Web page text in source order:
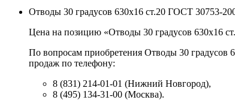
Отводы 30 градусов 630х16 ст.20 ГОСТ 30753-
Цена на позицию «Отводы 30 градусов 630х16
По вопросам приобретения Отводы 30 градусов
продаж по телефону:
8 (831) 214-01-01 (Нижний Новгород),
8 (495) 134-31-00 (Москва).